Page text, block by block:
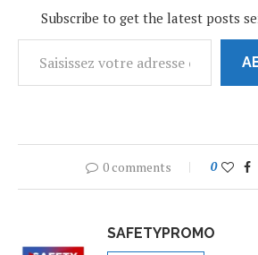
Subscribe to get the latest posts
0 comments 0
SAFETYPROMO